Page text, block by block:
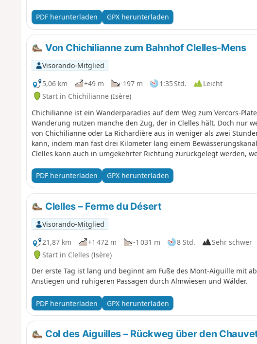
PDF herunterladen
GPX herunterladen
Von Chichilianne zum Bahnhof Clelles-Mens
Visorando-Mitglied
5,06 km
+49 m -197 m 1:35 Std.
Leicht
Start in Chichilianne (Isère)
Chichilianne ist ein Wanderparadies auf dem Weg zum Vercors-
Wanderung nutzen manche den Zug, der in Clelles hält. Doch nur
von Chichilianne oder La Richardière aus in weniger als zwei
kann, indem man fast drei Kilometer lang einem
Clelles kann auch in umgekehrter Richtung zurückgelegt werden,
PDF herunterladen GPX herunterladen
Clelles – Ferme du Désert
Visorando-Mitglied
21,87 km
+1 472 m -1 031 m 8 Std.
Sehr schwer
Start in Clelles (Isère)
Der erste Tag ist lang und beginnt am Fuße des Mont-Aiguille mit
Anstiegen und ruhigeren Passagen durch Almwiesen und Wälder.
PDF herunterladen GPX herunterladen
Col des Aiguilles – Rückweg über den